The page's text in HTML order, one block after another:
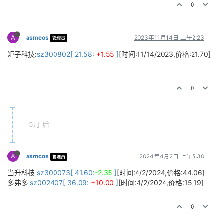
0
A asmcos 管理员 2023年11月14日 上午2:23
矩子科技:sz300802[ 21.58: +1.55 ][时间:11/14/2023,价格:21.70]
0
5月 后
A asmcos 管理员 2024年4月2日 上午5:30
当升科技 sz300073[ 41.60:-2.35 ][时间:4/2/2024,价格:44.06]
多弗多 sz002407[ 36.09: +10.00 ][时间:4/2/2024,价格:15.19]
0